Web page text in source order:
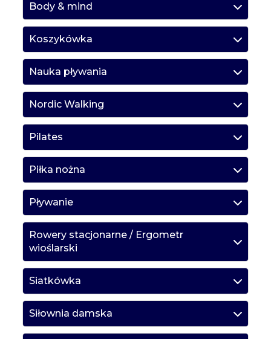
Body & mind
Koszykówka
Nauka pływania
Nordic Walking
Pilates
Piłka nożna
Pływanie
Rowery stacjonarne / Ergometr
wioślarski
Siatkówka
Siłownia damska